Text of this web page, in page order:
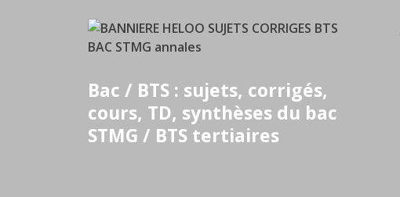
Bac / BTS : sujets, corrigés,
cours, TD, synthèses du bac
STMG / BTS tertiaires